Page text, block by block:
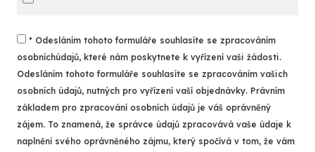
* Odesláním tohoto formuláře souhlasíte se zpracováním
osobníchúdajů, které nám poskytnete k vyřízení vaši žádosti.
Odesláním tohoto formuláře souhlasíte se zpracováním vašich
osobních údajů, nutných pro vyřízení vaší objednávky. Právním
základem pro zpracování osobních údajů je váš oprávněný
zájem. To znamená, že správce údajů zpracovává vaše údaje k
naplnění svého oprávněného zájmu, který spočívá v tom, že vám